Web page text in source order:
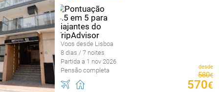
Voos desde Lisboa
8 dias / 7 noites
Partida a 1 nov 2026
Pensão completa
desde
580€
570€